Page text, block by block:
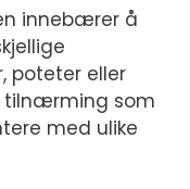
innebærer å
poteter eller
tilnærming som
med ulike